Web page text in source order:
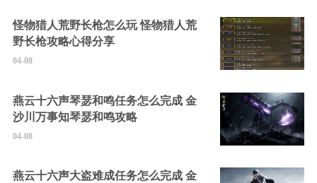
怪物猎人荒野长枪怎么玩 怪物猎人荒
野长枪攻略心得分享
04-08
燕云十六声琴瑟和鸣任务怎么完成 金
沙川万事知琴瑟和鸣攻略
04-08
燕云十六声大盗难成任务怎么完成 金